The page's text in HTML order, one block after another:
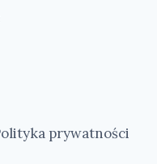
prywatności